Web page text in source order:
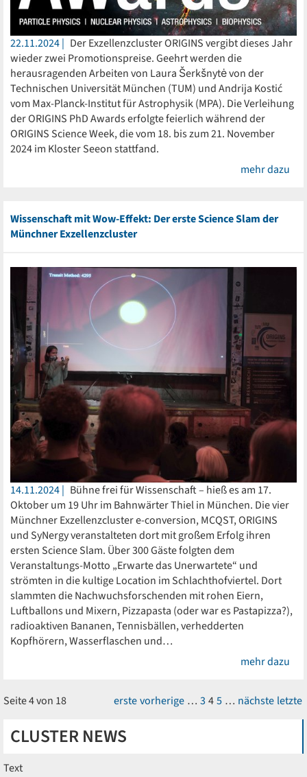
CLUSTER NEWS
Text
22.11.2024
Der Exzellenzcluster ORIGINS vergibt dieses Jahr
wieder zwei Promotionspreise. Geehrt werden die
herausragenden Arbeiten von Laura Šerkšnytė von der
Technischen Universität München (TUM) und Andrija Kostić
vom Max-Planck-Institut für Astrophysik (MPA). Die Verleihung
der ORIGINS PhD Awards erfolgte feierlich während der
ORIGINS Science Week, die vom 18. bis zum 21. November
2024 im Kloster Seeon stattfand.
mehr dazu
Wissenschaft mit Wow-Effekt: Der erste Science Slam der
Münchner Exzellenzcluster
14.11.2024
Bühne frei für Wissenschaft – hieß es am 17.
Oktober um 19 Uhr im Bahnwärter Thiel in München. Die vier
Münchner Exzellenzcluster e-conversion, MCQST, ORIGINS
und SyNergy veranstalteten dort mit großem Erfolg ihren
ersten Science Slam. Über 300 Gäste folgten dem
Veranstaltungs-Motto „Erwarte das Unerwartete“ und
strömten in die kultige Location im Schlachthofviertel. Dort
slammten die Nachwuchsforschenden mit rohen Eiern,
Luftballons und Mixern, Piz­­­zapasta (oder war es Pastapizza?),
radioaktiven Bananen, Tennisbällen, verhedderten
Kopfhörern, Wasserflaschen und…
mehr dazu
Seite 4 von 18 erstevorherige … 345 … nächste letzte